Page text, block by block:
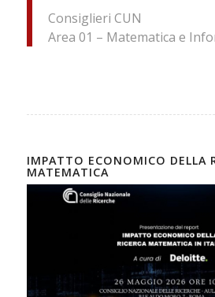
Consiglieri CUN
Area 01 – Matematica e
IMPATTO ECONOMICO DELLA
MATEMATICA